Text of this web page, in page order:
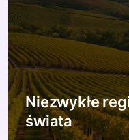
a
w
p
i
Niezwykłe
świata